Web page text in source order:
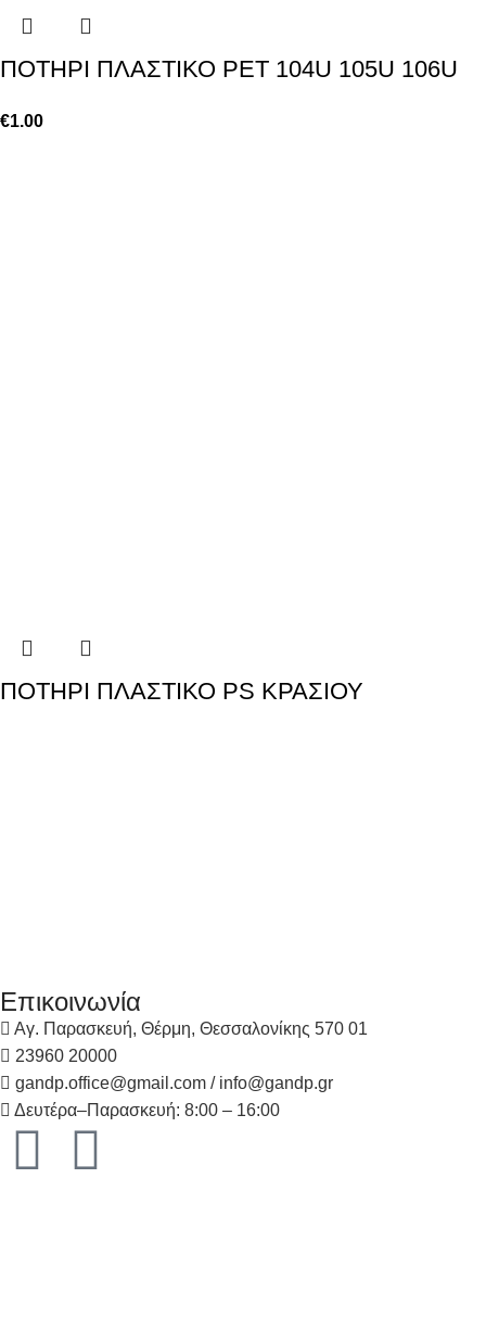
ΠΟΤΗΡΙ ΠΛΑΣΤΙΚΟ PET 104U 105U 106U
€1.00
ΠΟΤΗΡΙ ΠΛΑΣΤΙΚΟ PS ΚΡΑΣΙΟΥ
Επικοινωνία
Αγ. Παρασκευή, Θέρμη, Θεσσαλονίκης 570 01
23960 20000
gandp.office@gmail.com / info@gandp.gr
Δευτέρα–Παρασκευή: 8:00 – 16:00